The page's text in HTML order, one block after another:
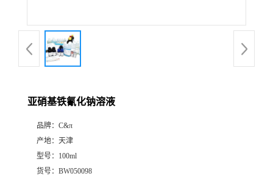
亚硝基铁氰化钠溶液
品牌： C&π
产地： 天津
型号： 100ml
货号： BW050098